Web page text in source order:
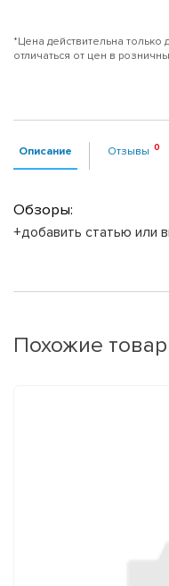
*Цена действительна только
отличаться от цен в
Описание Отзывы
Обзоры:
+добавить статью или
Похожие